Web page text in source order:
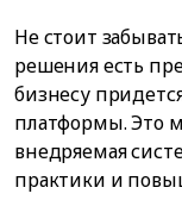
Не стоит
решения есть
бизнесу
платформы. Это
внедряемая
практики и